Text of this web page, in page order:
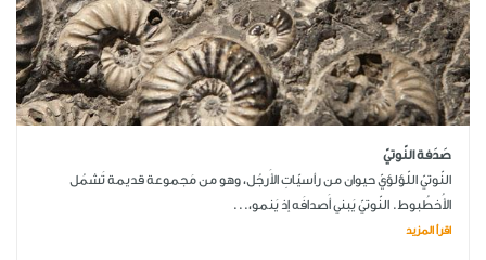
صَدَفة النّوتيّ
النّوتيّ اللّؤلؤيّ حيوان من رأسيّاتِ الأَرجُل، وهو من مَجموعة قديمة تَشمُل
الأُخطُبوط. النّوتيّ يَبني أَصدافَه إذ يَنمو،...
اقرأ المزيد